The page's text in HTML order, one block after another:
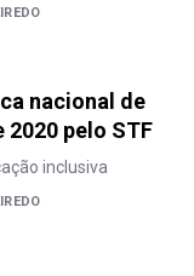
nacional de
2020 pelo STF
inclusiva